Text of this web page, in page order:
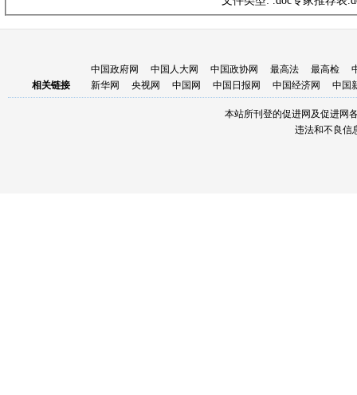
相关链接
中国政府网 中国人大网 中国政协网 最高法 最高检
新华网
央视网 中国网 中国日报网 中国经济网 中国
本站所刊登的促进网及促进网
违法和不良信